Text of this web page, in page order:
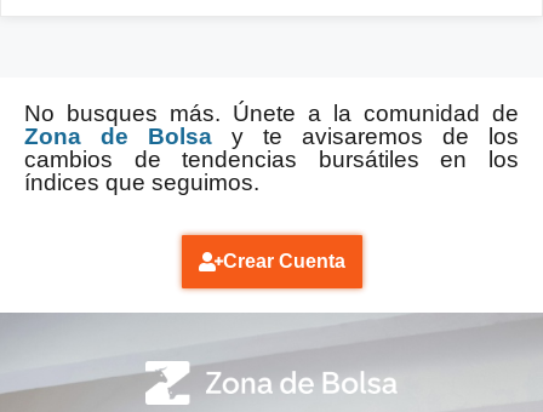
No busques más. Únete a la comunidad de
Zona de Bolsa y te avisaremos de los
cambios de tendencias bursátiles en los
índices que seguimos.
Crear Cuenta